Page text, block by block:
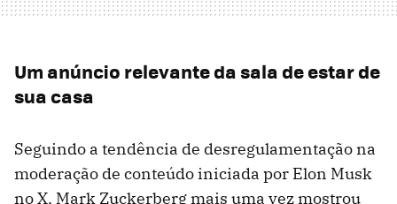
Um anúncio relevante da sala de estar de
sua casa
Seguindo a tendência de desregulamentação na
moderação de conteúdo iniciada por Elon Musk
no X, Mark Zuckerberg mais uma vez mostrou